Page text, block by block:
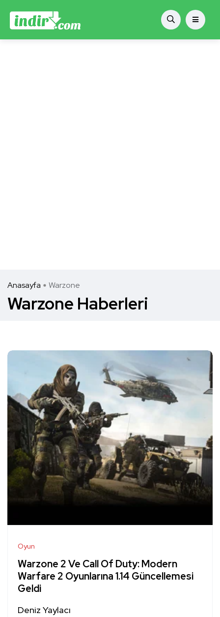
Anasayfa Warzone
Warzone Haberleri
Oyun
Warzone 2 Ve Call Of Duty: Modern
Warfare 2 Oyunlarına 1.14 Güncellemesi
Geldi
Deniz Yaylacı